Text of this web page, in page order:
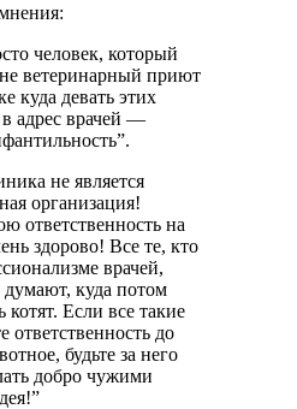
человек, который
не ветеринарный приют
куда девать этих
адрес врачей —
не является
организация!
ответственность на
здорово! Все те, кто
врачей,
куда потом
котят. Если все такие
ответственность до
будьте за него
добро чужими